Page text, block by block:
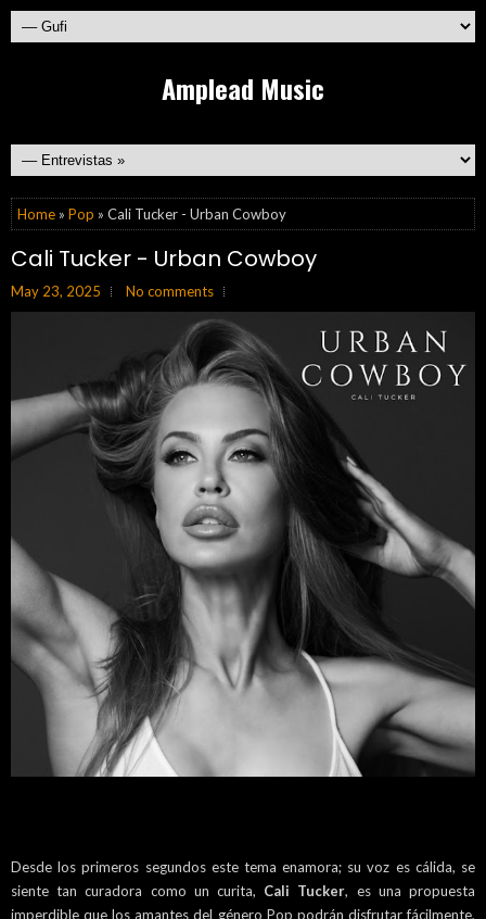
Amplead Music
Home » Pop » Cali Tucker - Urban Cowboy
Cali Tucker - Urban Cowboy
May 23, 2025 No comments
Desde los primeros segundos este tema enamora; su voz es cálida, se
siente tan curadora como un curita, Cali Tucker, es una propuesta
imperdible que los amantes del género Pop podrán disfrutar fácilmente,